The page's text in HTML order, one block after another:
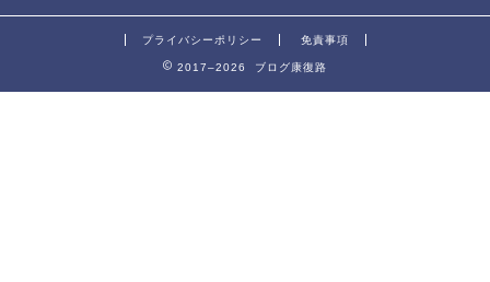
プライバシーポリシー 免責事項
2017–2026 ブログ康復路